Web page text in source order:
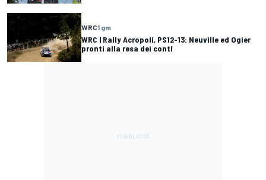
WRC1 gm
WRC | Rally Acropoli, PS12-13: Neuville ed Ogier
pronti alla resa dei conti